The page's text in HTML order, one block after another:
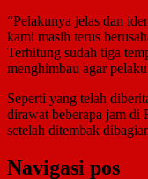
“Pelakunya jelas dan
kami masih terus
Terhitung sudah tiga
menghimbau agar
Seperti yang telah
dirawat beberapa jam di
setelah ditembak
Navigasi pos